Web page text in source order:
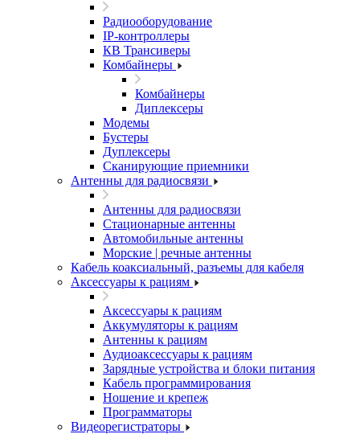
Радиооборудование
IP-контроллеры
КВ Трансиверы
Комбайнеры
Комбайнеры
Диплексеры
Модемы
Бустеры
Дуплексеры
Сканирующие приемники
Антенны для радиосвязи
Антенны для радиосвязи
Стационарные антенны
Автомобильные антенны
Морские | речные антенны
Кабель коаксиальный, разъемы для кабеля
Аксессуары к рациям
Аксессуары к рациям
Аккумуляторы к рациям
Антенны к рациям
Аудиоаксессуары к рациям
Зарядные устройства и блоки питания
Кабель программирования
Ношение и крепеж
Программаторы
Видеорегистраторы